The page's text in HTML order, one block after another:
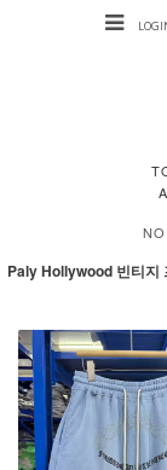
Paly Hollywood 빈티지